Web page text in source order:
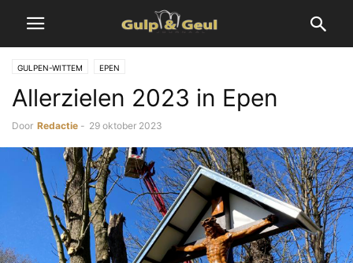
GULPEN-WITTEM EPEN
Allerzielen 2023 in Epen
Door Redactie - 29 oktober 2023